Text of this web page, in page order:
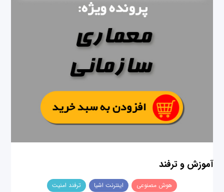
آموزش و ترفند
هوش مصنوعی اینترنت اشیا ترفند امنیت